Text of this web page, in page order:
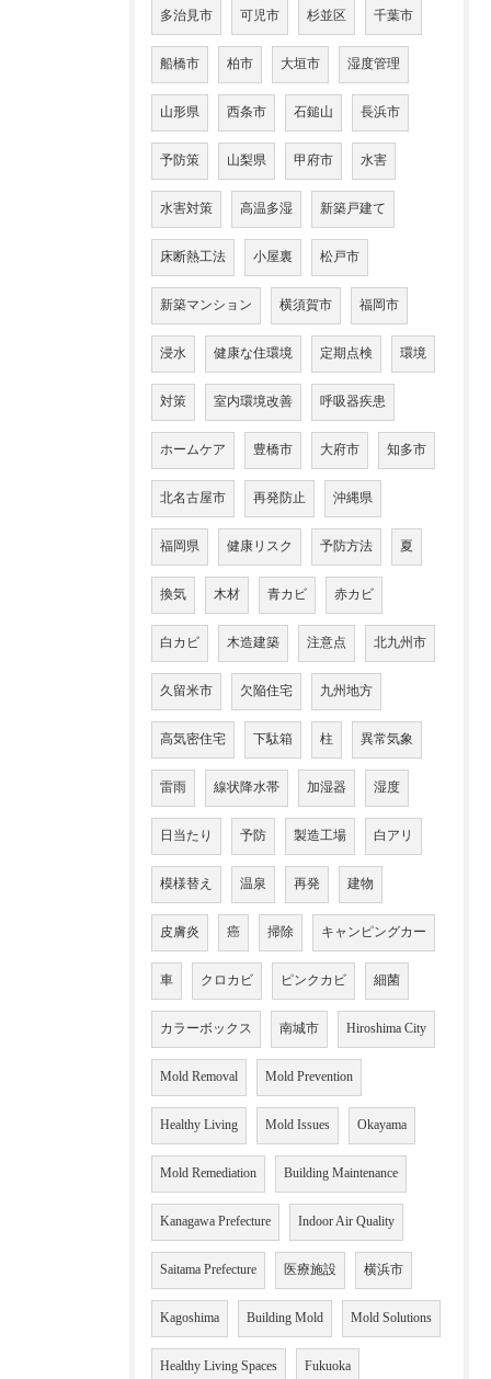
多治見市 可児市 杉並区 千葉市
船橋市 柏市 大垣市 湿度管理
山形県 西条市 石鎚山 長浜市
予防策 山梨県 甲府市 水害
水害対策 高温多湿 新築戸建て
床断熱工法 小屋裏 松戸市
新築マンション 横須賀市 福岡市
浸水 健康な住環境 定期点検 環境
対策 室内環境改善 呼吸器疾患
ホームケア 豊橋市 大府市 知多市
北名古屋市 再発防止 沖縄県
福岡県 健康リスク 予防方法 夏
換気 木材 青カビ 赤カビ
白カビ 木造建築 注意点 北九州市
久留米市 欠陥住宅 九州地方
高気密住宅 下駄箱 柱 異常気象
雷雨 線状降水帯 加湿器 湿度
日当たり 予防 製造工場 白アリ
模様替え 温泉 再発 建物
皮膚炎 癌 掃除 キャンピングカー
車 クロカビ ピンクカビ 細菌
カラーボックス 南城市 Hiroshima City
Mold Removal Mold Prevention
Healthy Living Mold Issues Okayama
Mold Remediation Building Maintenance
Kanagawa Prefecture Indoor Air Quality
Saitama Prefecture 医療施設 横浜市
Kagoshima Building Mold Mold Solutions
Healthy Living Spaces Fukuoka